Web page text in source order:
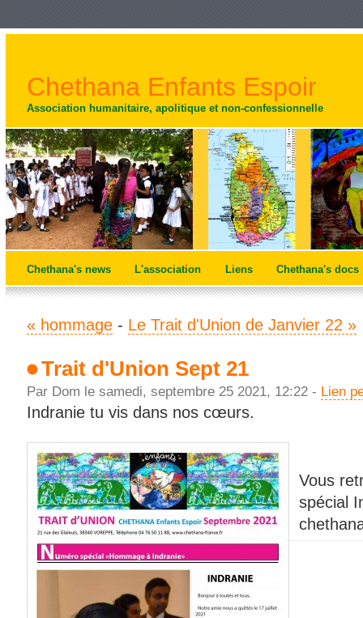
Chethana Enfants Espoir
Association humanitaire, apolitique et non-confessionnelle
Chethana's news L'association Liens Chethana's docs
« hommage - Le Trait d'Union de Janvier 22 »
Trait d'Union Sept 21
Par Dom le samedi, septembre 25 2021, 12:22 - Lien
Indranie tu vis dans nos cœurs.
Vous
spécial